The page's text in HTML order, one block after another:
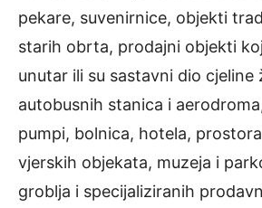
pekare, suvenirnice, objekti
starih obrta, prodajni objekti
unutar ili su sastavni dio cjeline
autobusnih stanica i
pumpi, bolnica, hotela,
vjerskih objekata, muzeja i
groblja i specijaliziranih